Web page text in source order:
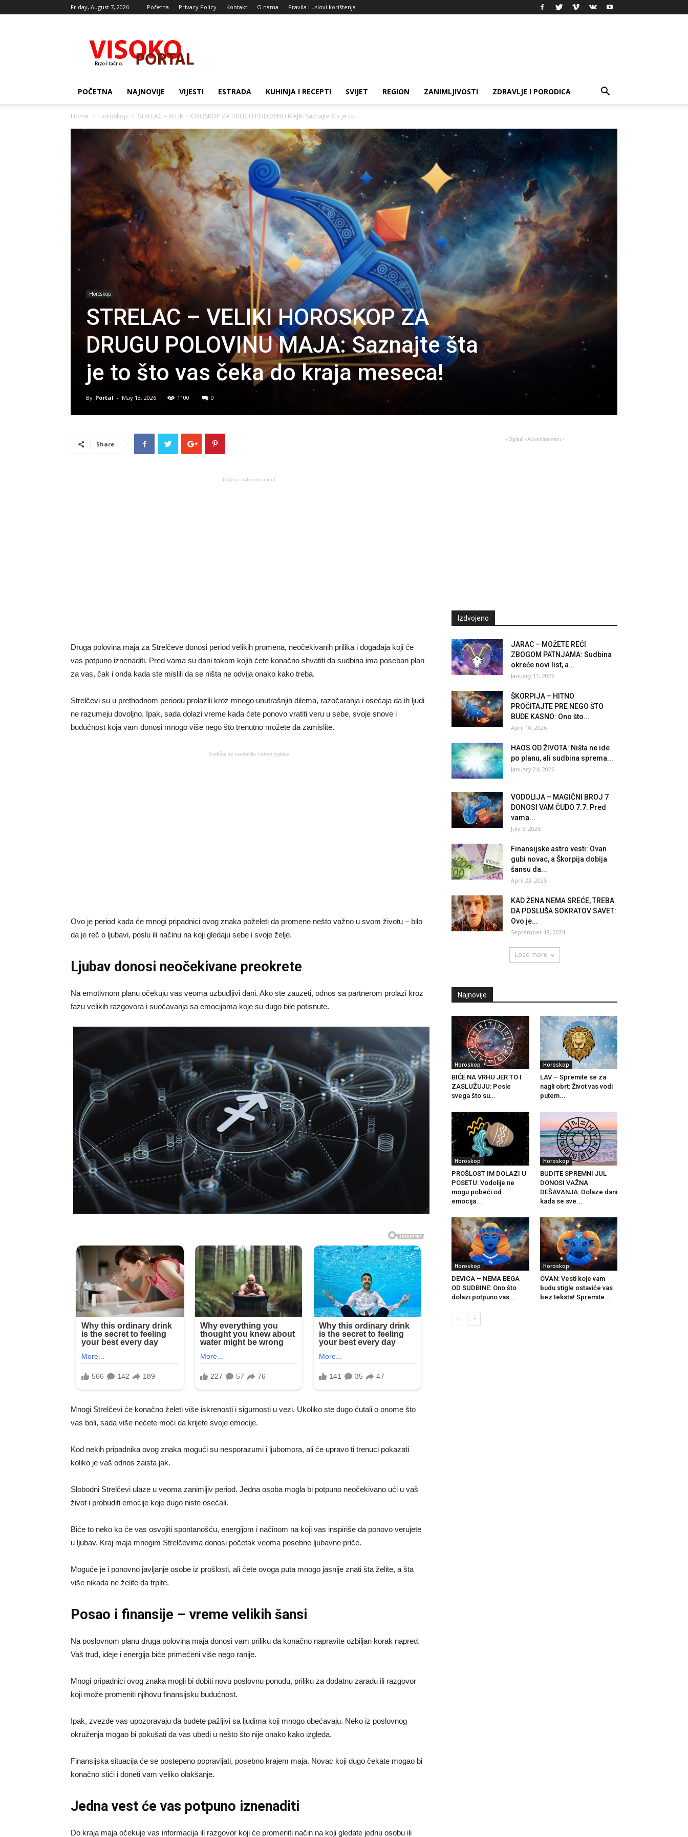
Friday, August 7, 2026 Početna Privacy Policy Kontakt O nama Pravila i uslovi korištenja
portal
POČETNA NAJNOVIJE VIJESTI ESTRADA KUHINJA I RECEPTI SVIJET REGION ZANIMLJIVOSTI ZDRAVLJE I PORODICA
Home Horoskop STRELAC – VELIKI HOROSKOP ZA DRUGU POLOVINU MAJA: Saznajte šta je to...
Horoskop
STRELAC – VELIKI HOROSKOP ZA
DRUGU POLOVINU MAJA: Saznajte šta
je to što vas čeka do kraja meseca!
By Portal - May 13, 2026 1100 0
Share
Oglasi - Advertisement
Druga polovina maja za Strelčeve donosi period velikih promena, neočekivanih prilika i događaja koji će
vas potpuno iznenaditi. Pred vama su dani tokom kojih ćete konačno shvatiti da sudbina ima poseban plan
za vas, čak i onda kada ste mislili da se ništa ne odvija onako kako treba.
Strelčevi su u prethodnom periodu prolazili kroz mnogo unutrašnjih dilema, razočaranja i osećaja da ih ljudi
ne razumeju dovoljno. Ipak, sada dolazi vreme kada ćete ponovo vratiti veru u sebe, svoje snove i
budućnost koja vam donosi mnogo više nego što trenutno možete da zamislite.
Sadržaj se nastavlja nakon oglasa
Ovo je period kada će mnogi pripadnici ovog znaka poželeti da promene nešto važno u svom životu – bilo
da je reč o ljubavi, poslu ili načinu na koji gledaju sebe i svoje želje.
Ljubav donosi neočekivane preokrete
Na emotivnom planu očekuju vas veoma uzbudljivi dani. Ako ste zauzeti, odnos sa partnerom prolazi kroz
fazu velikih razgovora i suočavanja sa emocijama koje su dugo bile potisnute.
Mnogi Strelčevi će konačno želeti više iskrenosti i sigurnosti u vezi. Ukoliko ste dugo ćutali o onome što
vas boli, sada više nećete moći da krijete svoje emocije.
Kod nekih pripadnika ovog znaka mogući su nesporazumi i ljubomora, ali će upravo ti trenuci pokazati
koliko je vaš odnos zaista jak.
Slobodni Strelčevi ulaze u veoma zanimljiv period. Jedna osoba mogla bi potpuno neočekivano ući u vaš
život i probuditi emocije koje dugo niste osećali.
Biće to neko ko će vas osvojiti spontanošću, energijom i načinom na koji vas inspiriše da ponovo verujete
u ljubav. Kraj maja mnogim Strelčevima donosi početak veoma posebne ljubavne priče.
Moguće je i ponovno javljanje osobe iz prošlosti, ali ćete ovoga puta mnogo jasnije znati šta želite, a šta
više nikada ne želite da trpite.
Posao i finansije – vreme velikih šansi
Na poslovnom planu druga polovina maja donosi vam priliku da konačno napravite ozbiljan korak napred.
Vaš trud, ideje i energija biće primećeni više nego ranije.
Mnogi pripadnici ovog znaka mogli bi dobiti novu poslovnu ponudu, priliku za dodatnu zaradu ili razgovor
koji može promeniti njihovu finansijsku budućnost.
Ipak, zvezde vas upozoravaju da budete pažljivi sa ljudima koji mnogo obećavaju. Neko iz poslovnog
okruženja mogao bi pokušati da vas ubedi u nešto što nije onako kako izgleda.
Finansijska situacija će se postepeno popravljati, posebno krajem maja. Novac koji dugo čekate mogao bi
konačno stići i doneti vam veliko olakšanje.
Jedna vest će vas potpuno iznenaditi
Do kraja maja očekuje vas informacija ili razgovor koji će promeniti način na koji gledate jednu osobu ili
- Oglasi - Advertisement -
Izdvojeno
JARAC – MOŽETE REĆI
ZBOGOM PATNJAMA: Sudbina
okreće novi list, a...
January 11, 2026
ŠKORPIJA – HITNO
PROČITAJTE PRE NEGO ŠTO
BUDE KASNO: Ono što...
April 10, 2026
HAOS OD ŽIVOTA: Ništa ne ide
po planu, ali sudbina sprema...
January 24, 2026
VODOLIJA – MAGIČNI BROJ 7
DONOSI VAM ČUDO 7.7: Pred
vama...
July 6, 2026
Finansijske astro vesti: Ovan
gubi novac, a Škorpija dobija
šansu da...
April 23, 2025
KAD ŽENA NEMA SREĆE, TREBA
DA POSLUŠA SOKRATOV SAVET:
Ovo je...
September 18, 2024
Load more
Najnovije
Horoskop
BIĆE NA VRHU JER TO I
ZASLUŽUJU: Posle
svega što su...
Horoskop
LAV – Spremite se za
nagli obrt: Život vas vodi
putem...
Horoskop
PROŠLOST IM DOLAZI U
POSETU: Vodolije ne
mogu pobeći od
emocija...
Horoskop
BUDITE SPREMNI JUL
DONOSI VAŽNA
DEŠAVANJA: Dolaze dani
kada se sve...
Horoskop
DEVICA – NEMA BEGA
OD SUDBINE: Ono što
dolazi potpuno vas...
Horoskop
OVAN: Vesti koje vam
budu stigle ostaviće vas
bez teksta! Spremite...